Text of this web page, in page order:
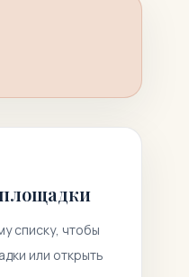
списку, чтобы
или открыть